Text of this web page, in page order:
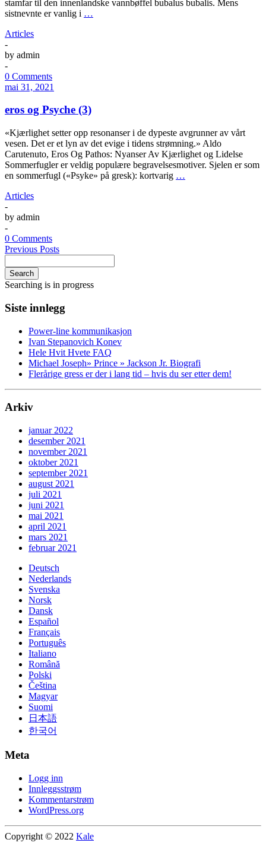
stamfar til den innenlandske vannbøffel bubalus bubalis. Mens
sistnevnte er vanlig i …
Articles
-
by admin
-
0 Comments
mai 31, 2021
eros og Psyche (3)
«Kjærlighet setter opp resonanser i de dypeste avgrunner av vårt
vesen. Det er et lyn av det evige i tidens strømning.» Aldo
Carutenuto, Eros Og Pathos: Nyanser Av Kjærlighet og Lidelse
Sommerfugler er veldig populære begravelsesmotiver. Sjelen er som
en sommerfugl («Psyke» på gresk): kortvarig …
Articles
-
by admin
-
0 Comments
Previous Posts
Search
Searching is in progress
Siste innlegg
Power-line kommunikasjon
Ivan Stepanovich Konev
Hele Hvit Hvete FAQ
Michael Joseph» Prince » Jackson Jr. Biografi
Flerårige gress er der i lang tid – hvis du ser etter dem!
Arkiv
januar 2022
desember 2021
november 2021
oktober 2021
september 2021
august 2021
juli 2021
juni 2021
mai 2021
april 2021
mars 2021
februar 2021
Deutsch
Nederlands
Svenska
Norsk
Dansk
Español
Français
Português
Italiano
Română
Polski
Čeština
Magyar
Suomi
日本語
한국어
Meta
Logg inn
Innleggsstrøm
Kommentarstrøm
WordPress.org
Copyright © 2022 Kale